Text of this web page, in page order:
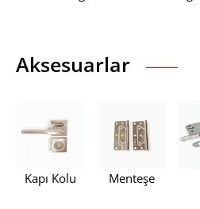
Aksesuarlar
Kapı Kolu Menteşe